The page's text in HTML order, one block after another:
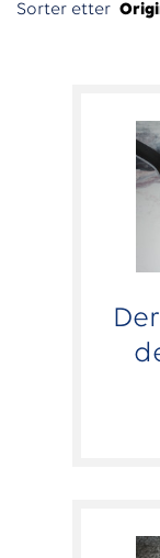
Sorter etter